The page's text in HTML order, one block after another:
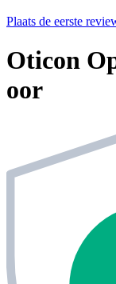
Plaats de eerste
Oticon
oor